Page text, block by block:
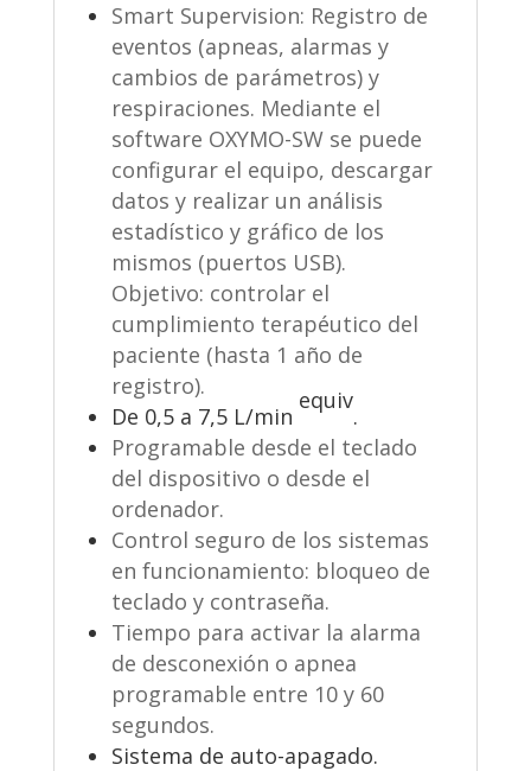
Smart Supervision: Registro de
eventos (apneas, alarmas y
cambios de parámetros) y
respiraciones. Mediante el
software OXYMO-SW se puede
configurar el equipo, descargar
datos y realizar un análisis
estadístico y gráfico de los
mismos (puertos USB).
Objetivo: controlar el
cumplimiento terapéutico del
paciente (hasta 1 año de
registro).
De 0,5 a 7,5 L/min
equiv
.
Programable desde el teclado
del dispositivo o desde el
ordenador.
Control seguro de los sistemas
en funcionamiento: bloqueo de
teclado y contraseña.
Tiempo para activar la alarma
de desconexión o apnea
programable entre 10 y 60
segundos.
Sistema de auto-apagado.